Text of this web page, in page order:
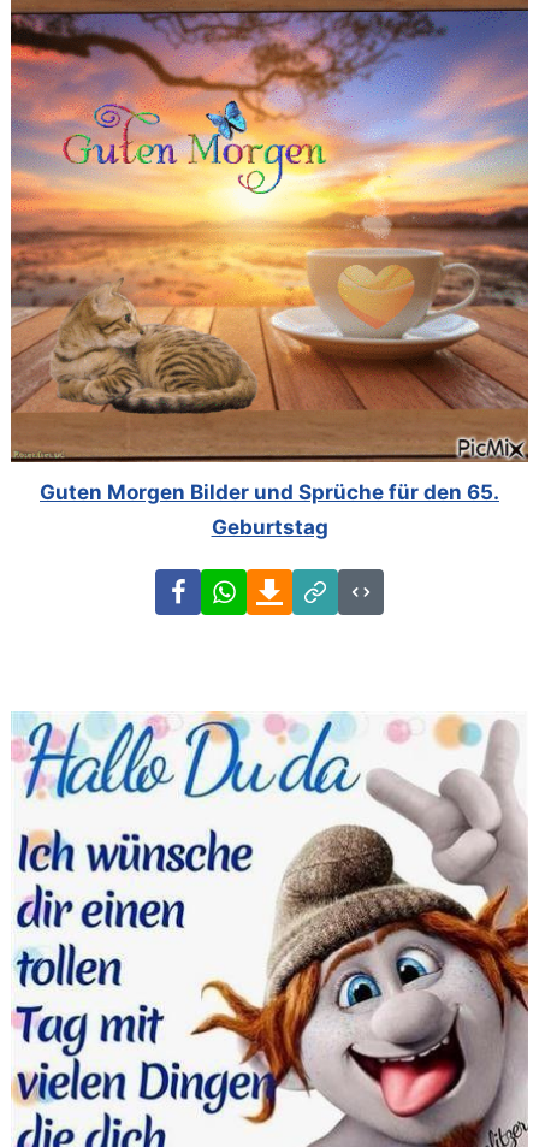
Guten Morgen Bilder und Sprüche für den 65.
Geburtstag
FacebookWhatsAppDownload
Link
Code